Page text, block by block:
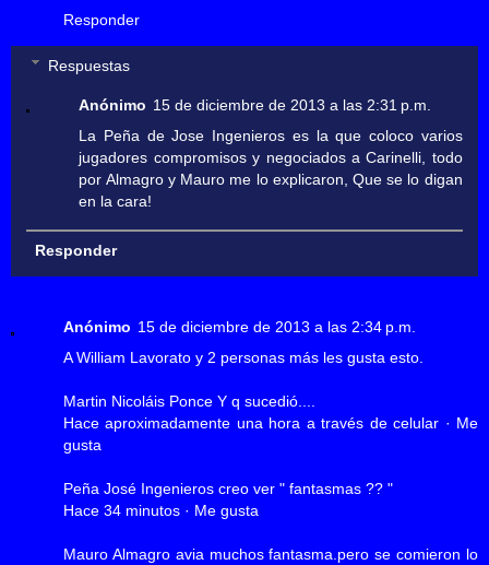
Responder
Respuestas
Anónimo 15 de diciembre de 2013 a las 2:31 p.m.
La Peña de Jose Ingenieros es la que coloco varios
jugadores compromisos y negociados a Carinelli, todo
por Almagro y Mauro me lo explicaron, Que se lo digan
en la cara!
Responder
Anónimo 15 de diciembre de 2013 a las 2:34 p.m.
A William Lavorato y 2 personas más les gusta esto.
Martin Nicoláis Ponce Y q sucedió....
Hace aproximadamente una hora a través de celular · Me
gusta
Peña José Ingenieros creo ver " fantasmas ?? "
Hace 34 minutos · Me gusta
Mauro Almagro avia muchos fantasma.pero se comieron lo